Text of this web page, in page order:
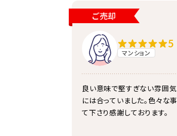
ご売却
5
マンション
良い意味で堅すぎない雰囲
には合っていました。色々な
て下さり感謝しております。